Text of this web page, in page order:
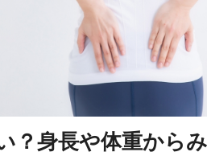
？身長や体重から